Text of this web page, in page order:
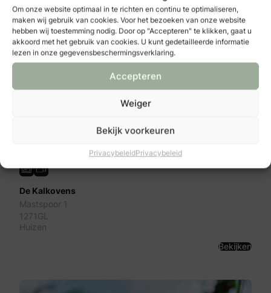
Om onze website optimaal in te richten en continu te optimaliseren,
maken wij gebruik van cookies. Voor het bezoeken van onze website
hebben wij toestemming nodig. Door op "Accepteren" te klikken, gaat u
akkoord met het gebruik van cookies. U kunt gedetailleerde informatie
lezen in onze gegevensbeschermingsverklaring.
Accepteren
Weiger
Bekijk voorkeuren
PrivacybeleidPrivacybeleid
Bekijken
De Kalkovens
Mastspoor 1
1271GL
Huizen
Bekijken